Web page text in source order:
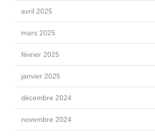
avril 2025
mars 2025
février 2025
janvier 2025
décembre 2024
novembre 2024